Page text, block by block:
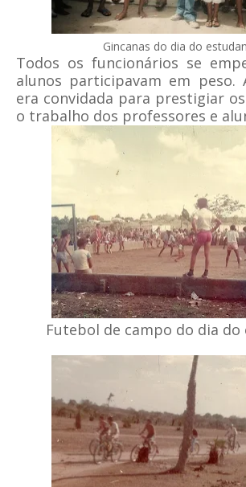
Gincanas do dia do
Todos os funcionários se
alunos participavam em peso.
era convidada para prestigiar
o trabalho dos professores e
Futebol de campo do dia